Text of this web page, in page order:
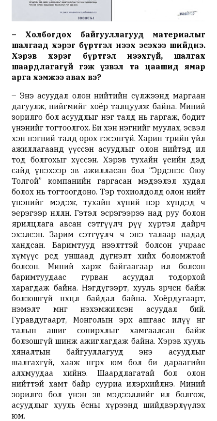
– Холбогдох байгууллагууд материалыг
шалгаад хэрэг бүртгэл нээх эсэхээ шийднэ.
Хэрэв хэрэг бүртгэл нээхгүй, шалгах
шаардлагагүй гэж үзвэл та цаашид ямар
арга хэмжээ авах вэ?
– Энэ асуудал олон нийтийн сүлжээнд маргаан
дагуулж, нийгмийг хоёр талцуулж байна. Миний
зорилго бол асуудлыг нэг талд нь гаргаж, бодит
үнэнийг тогтоолгох. Би хэн нэгнийг муулах, эсвэл
хэн нэгний талд орох гэсэнгүй. Харин төрийн үйл
ажиллагаанд үүссэн асуудлыг олон нийтэд ил
тод болгохыг хүссэн. Хэрэв тухайн үеийн дэд
сайд үнэхээр зөв ажилласан бол “Эрдэнэс Оюу
Толгой” компанийн гаргасан мэдээлэл худал
болох нь тогтоогдоно. Тэр тохиолдолд олон нийт
үнэнийг мэдэж, тухайн хүний нэр хүндэд ч
эерэгээр нөлөөлнө. Гэтэл эсрэгээрээ над руу болон
ярилцлага авсан сэтгүүлч рүү хүртэл дайрч
эхэлсэн. Зарим сэтгүүлч ч энэ талаар надад
хандсан. Баримтууд нээлттэй болсон учраас
хүмүүс өөрсдөө уншаад дүгнэлт хийх боломжтой
болсон. Миний харж байгаагаар ил болсон
баримтуудаас гурван асуудал тодорхой
харагдаж байна. Нэгдүгээрт, хууль зөрчсөн байж
болзошгүй нөхцөл байдал байна. Хоёрдугаарт,
нэмэлт мөнгө нэхэмжилсэн асуудал бий.
Гуравдугаарт, Монголын эрх ашгаас илүү нөгөө
талын ашиг сонирхлыг хамгаалсан байж
болзошгүй шинж ажиглагдаж байна. Хэрэв хууль
хяналтын байгууллагууд энэ асуудлыг
шалгахгүй, хааж өнгөрөөх юм бол би дараагийн
алхмуудаа хийнэ. Шаардлагатай бол олон
нийттэй хамт байр сууриа илэрхийлнэ. Миний
зорилго бол үнэн зөв мэдээллийг ил болгож,
асуудлыг хууль ёсны хүрээнд шийдвэрлүүлэх
юм.